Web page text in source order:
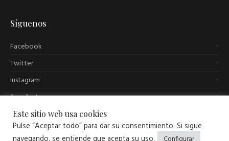
Síguenos
Facebook
Twitter
Instagram
Suscríbete
Este sitio web usa cookies
Pulse “Aceptar todo” para dar su consentimiento. Si sigue